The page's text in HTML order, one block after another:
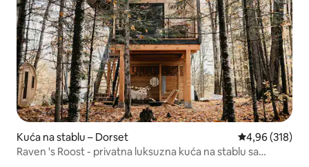
Kuća na stablu – Dorset Prosječna
4,96 (318)
Raven 's Roost - privatna luksuzna kuća na stablu sa